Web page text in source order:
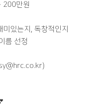
200만원
있는지, 독창적인지
름 선정